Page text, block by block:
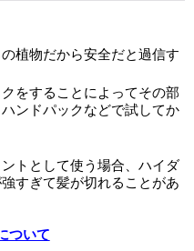
植物だから安全だと過信す
をすることによってその部
ンドパックなどで試してか
トとして使う場合、ハイダ
すぎて髪が切れることがあ
ついて